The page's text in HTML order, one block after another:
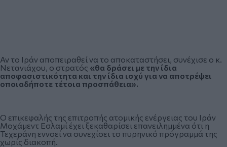
Αν το Ιράν αποπειραθεί να το αποκαταστήσει, συνέχισε ο κ.
Νετανιάχου, ο στρατός «θα δράσει με την ίδια
αποφασιστικότητα και την ίδια ισχύ για να αποτρέψει
οποιαδήποτε τέτοια προσπάθεια».
Ο επικεφαλής της επιτροπής ατομικής ενέργειας του Ιράν
Μοχάμεντ Εσλαμί έχει ξεκαθαρίσει επανειλημμένα ότι η
Τεχεράνη εννοεί να συνεχίσει το πυρηνικό πρόγραμμά της
χωρίς διακοπή.